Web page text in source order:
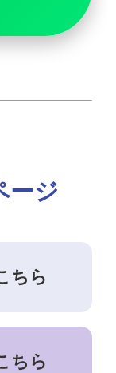
ージ
ちら
ちら